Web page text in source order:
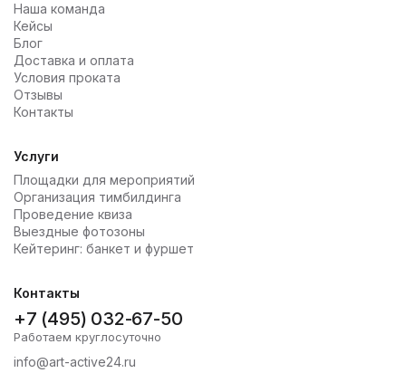
Наша команда
Кейсы
Блог
Доставка и оплата
Условия проката
Отзывы
Контакты
Услуги
Площадки для мероприятий
Организация тимбилдинга
Проведение квиза
Выездные фотозоны
Кейтеринг: банкет и фуршет
Контакты
+7 (495) 032-67-50
Работаем круглосуточно
info@art-active24.ru